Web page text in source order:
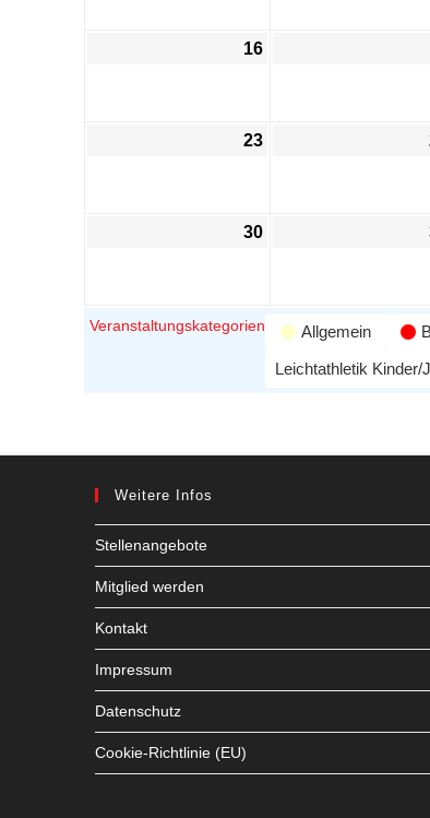
16
23
30
Veranstaltungskategorien Allgemein
Leichtathletik Kinder/
Weitere Infos
Stellenangebote
Mitglied werden
Kontakt
Impressum
Datenschutz
Cookie-Richtlinie (EU)